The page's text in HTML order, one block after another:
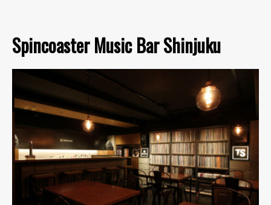
Spincoaster Music Bar Shinjuku